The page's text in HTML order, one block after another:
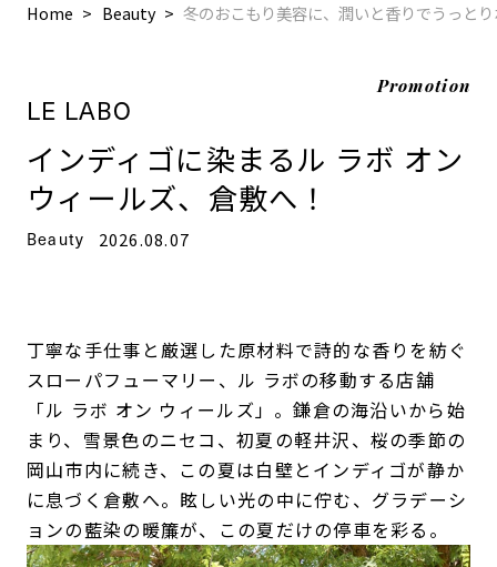
Home Beauty 冬のおこもり美容に、潤いと香りでうっと
Promotion
LE LABO
インディゴに染まるル ラボ オン
ウィールズ、倉敷へ！
Beauty 2026.08.07
丁寧な手仕事と厳選した原材料で詩的な香りを紡ぐ
スローパフューマリー、ル ラボの移動する店舗
「ル ラボ オン ウィールズ」。鎌倉の海沿いから始
まり、雪景色のニセコ、初夏の軽井沢、桜の季節の
岡山市内に続き、この夏は白壁とインディゴが静か
に息づく倉敷へ。眩しい光の中に佇む、グラデーシ
ョンの藍染の暖簾が、この夏だけの停車を彩る。